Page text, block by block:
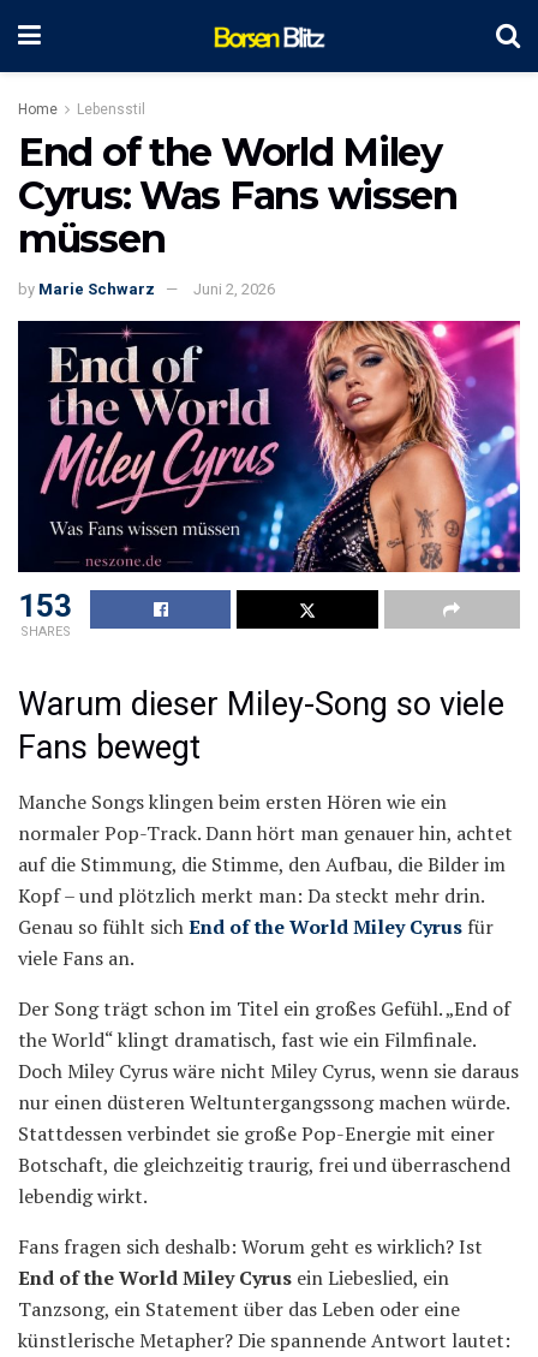
Home Lebensstil
End of the World Miley
Cyrus: Was Fans wissen
müssen
by Marie Schwarz Juni 2, 2026
153
SHARES
Warum dieser Miley-Song so viele
Fans bewegt
Manche Songs klingen beim ersten Hören wie ein
normaler Pop-Track. Dann hört man genauer hin, achtet
auf die Stimmung, die Stimme, den Aufbau, die Bilder im
Kopf – und plötzlich merkt man: Da steckt mehr drin.
Genau so fühlt sichEnd of the World Miley Cyrus für
viele Fans an.
Der Song trägt schon im Titel ein großes Gefühl. „End of
the World“ klingt dramatisch, fast wie ein Filmfinale.
Doch Miley Cyrus wäre nicht Miley Cyrus, wenn sie daraus
nur einen düsteren Weltuntergangssong machen würde.
Stattdessen verbindet sie große Pop-Energie mit einer
Botschaft, die gleichzeitig traurig, frei und überraschend
lebendig wirkt.
Fans fragen sich deshalb: Worum geht es wirklich? Ist
End of the World Miley Cyrus ein Liebeslied, ein
Tanzsong, ein Statement über das Leben oder eine
künstlerische Metapher? Die spannende Antwort lautet: